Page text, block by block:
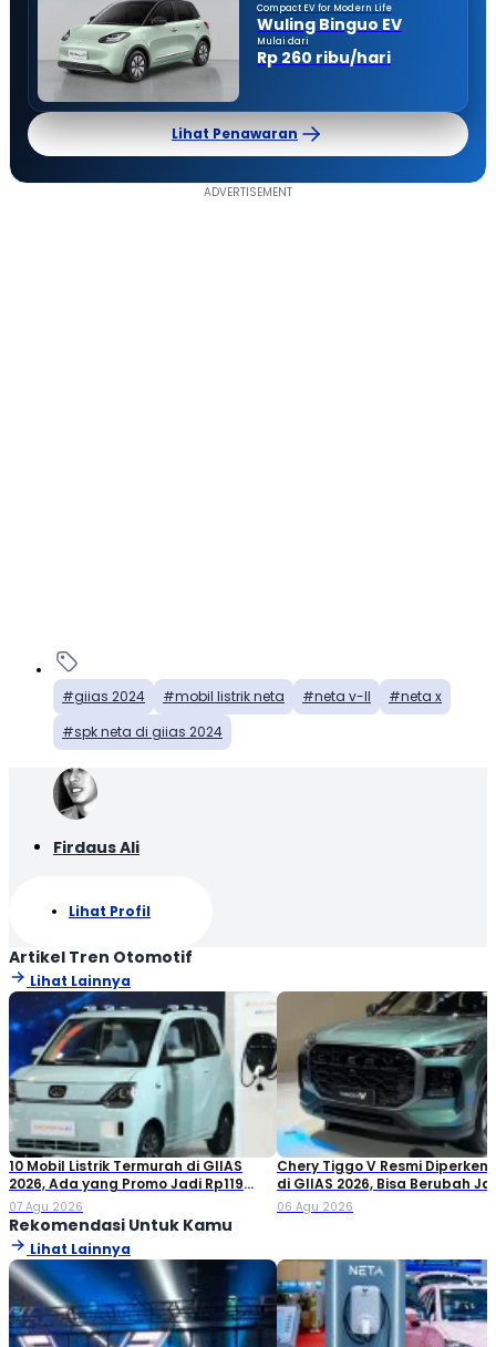
Compact EV for Modern Life
Wuling Binguo EV
Mulai dari
Rp 260 ribu/hari
Lihat Penawaran
giias 2024 mobil listrik neta neta v-II
neta x
spk neta di giias 2024
Firdaus Ali
Lihat Profil
Artikel Tren Otomotif
Lihat Lainnya
10 Mobil Listrik Termurah di GIIAS
2026, Ada yang Promo Jadi Rp119
Jutaan!
07 Agu 2026
Chery Tiggo V Resmi
di GIIAS 2026, Bisa Berubah
Double Cabin
06 Agu 2026
Rekomendasi Untuk Kamu
Lihat Lainnya